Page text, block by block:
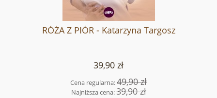
RÓŻA Z PIÓR - Katarzyna Targosz
39,90 zł
Cena regularna:49,90 zł
Najniższa cena:39,90 zł